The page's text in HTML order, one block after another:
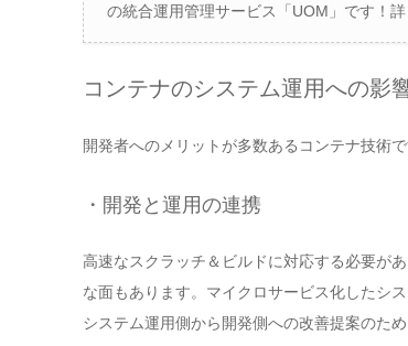
の統合運用管理サービス「UOM」です！
コンテナのシステム運用への影
開発者へのメリットが多数あるコンテナ技術
・開発と運用の連携
高速なスクラッチ＆ビルドに対応する必要が
な面もあります。マイクロサービス化したシ
システム運用側から開発側への改善提案のた